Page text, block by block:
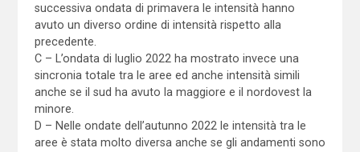
successiva ondata di primavera le intensità hanno
avuto un diverso ordine di intensità rispetto alla
precedente.
C – L’ondata di luglio 2022 ha mostrato invece una
sincronia totale tra le aree ed anche intensità simili
anche se il sud ha avuto la maggiore e il nordovest la
minore.
D – Nelle ondate dell’autunno 2022 le intensità tra le
aree è stata molto diversa anche se gli andamenti sono